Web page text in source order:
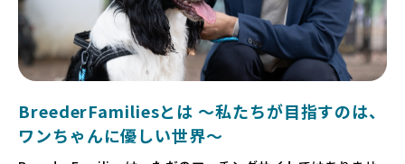
BreederFamiliesとは 〜私たちが目指すのは、
ワンちゃんに優しい世界〜